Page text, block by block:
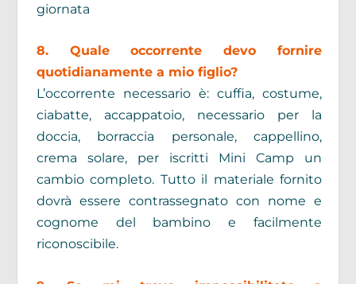
giornata
8. Quale occorrente devo fornire
quotidianamente a mio figlio?
L’occorrente necessario è: cuffia, costume,
ciabatte, accappatoio, necessario per la
doccia, borraccia personale, cappellino,
crema solare, per iscritti Mini Camp un
cambio completo. Tutto il materiale fornito
dovrà essere contrassegnato con nome e
cognome del bambino e facilmente
riconoscibile.